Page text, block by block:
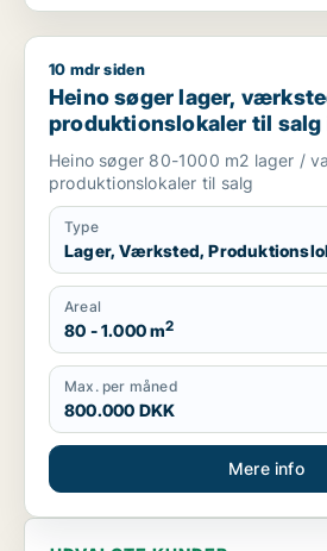
Heino søger lager, værksted eller
10 mdr siden
Heino søger lager,
produktionslokaler til salg
Sjælland
Heino søger 80-1000 m2 lager /
produktionslokaler til salg
Type
Lager, Værksted,
Areal
80 - 1.000 m2
Max. per måned
800.000 DKK
Mere info